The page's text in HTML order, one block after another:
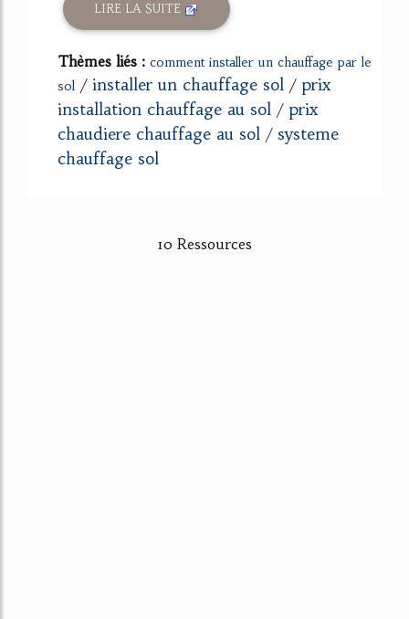
LIRE LA SUITE
Thèmes liés : comment installer un chauffage par le
sol / installer un chauffage sol / prix
installation chauffage au sol / prix
chaudiere chauffage au sol / systeme
chauffage sol
10 Ressources